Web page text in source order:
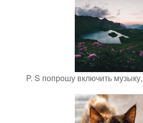
P. S попрошу включить